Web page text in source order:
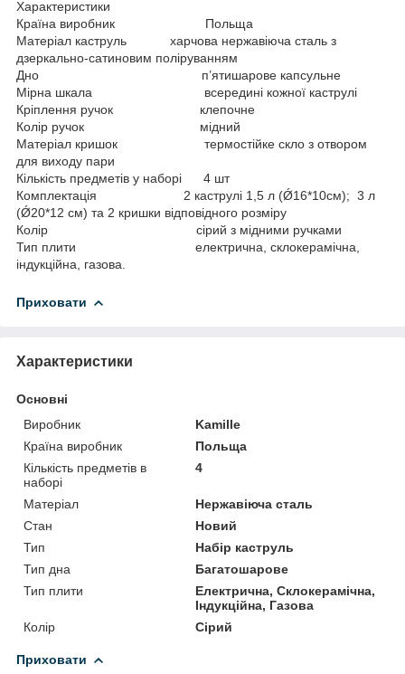
Характеристики
Країна виробник Польща
Матеріал каструль харчова нержавіюча сталь з
дзеркально-сатиновим поліруванням
Дно п’ятишарове капсульне
Мірна шкала всередині кожної каструлі
Кріплення ручок клепочне
Колір ручок мідний
Матеріал кришок термостійке скло з отвором
для виходу пари
Кількість предметів у наборі 4 шт
Комплектація 2 каструлі 1,5 л (Ǿ16*10см); 3 л
(Ǿ20*12 см) та 2 кришки відповідного розміру
Колір сірий з мідними ручками
Тип плити електрична, склокерамічна,
індукційна, газова.
Приховати
Характеристики
Основні
Виробник
Kamille
Країна виробник
Польща
Кількість предметів в
наборі
4
Матеріал
Нержавіюча сталь
Стан
Новий
Тип
Набір каструль
Тип дна
Багатошарове
Тип плити
Електрична, Склокерамічна,
Індукційна, Газова
Колір
Сірий
Приховати